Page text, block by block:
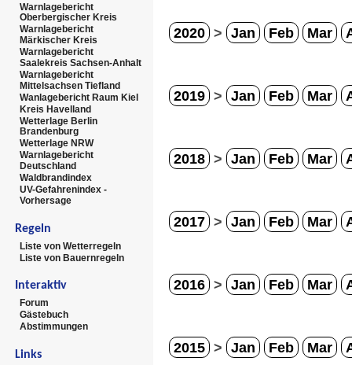
Warnlagebericht
Oberbergischer Kreis
Warnlagebericht
Märkischer Kreis
Warnlagebericht
Saalekreis Sachsen-Anhalt
Warnlagebericht
Mittelsachsen Tiefland
Wanlagebericht Raum Kiel
Kreis Havelland
Wetterlage Berlin
Brandenburg
Wetterlage NRW
Warnlagebericht
Deutschland
Waldbrandindex
UV-Gefahrenindex -
Vorhersage
Regeln
Liste von Wetterregeln
Liste von Bauernregeln
Interaktiv
Forum
Gästebuch
Abstimmungen
Links
2020 > Jan Feb Mar
2019 > Jan Feb Mar
2018 > Jan Feb Mar
2017 > Jan Feb Mar
2016 > Jan Feb Mar
2015 > Jan Feb Mar